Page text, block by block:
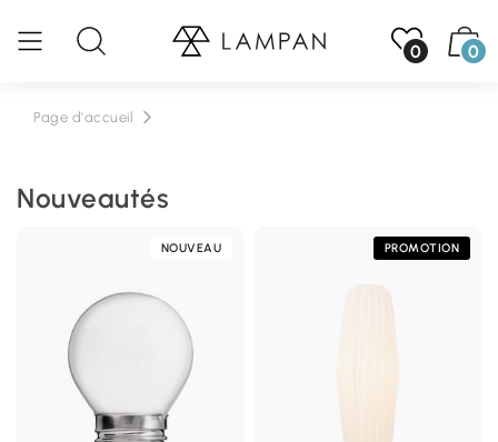
0 0
Page d'accueil
Nouveautés
NOUVEAU PROMOTION